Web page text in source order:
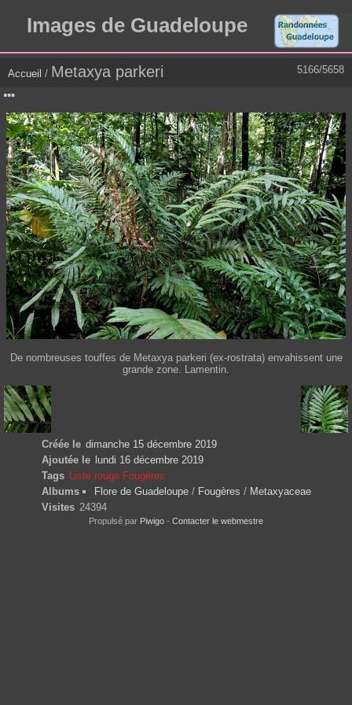
Images de Guadeloupe
5166/5658
Accueil / Metaxya parkeri
De nombreuses touffes de Metaxya parkeri (ex-rostrata) envahissent une
grande zone. Lamentin.
Créée le dimanche 15 décembre 2019
Ajoutée le
lundi 16 décembre 2019
Tags Liste rouge Fougères
Albums
Flore de Guadeloupe / Fougères / Metaxyaceae
Visites 24394
Propulsé par Piwigo - Contacter le webmestre